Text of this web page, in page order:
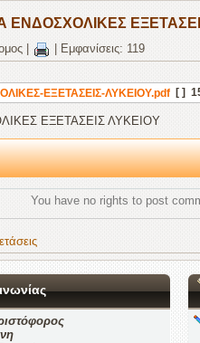
ΕΝΔΟΣΧΟΛΙΚΕΣ
Εμφανίσεις: 119
ΕΞΕΤΑΣΕΙΣ-ΛΥΚΕΙΟΥ.pdf [ ]
ΕΞΕΤΑΣΕΙΣ ΛΥΚΕΙΟΥ
You have no rights to post